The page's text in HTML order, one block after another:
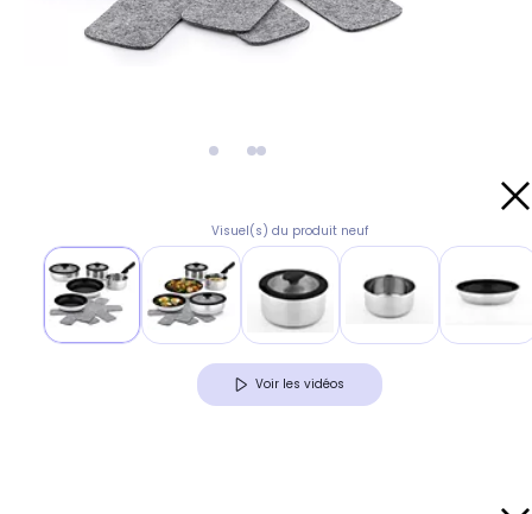
Visuel(s) du produit neuf
Voir les vidéos